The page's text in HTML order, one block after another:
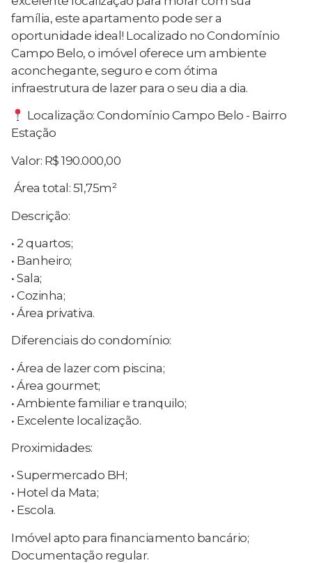
família, este apartamento pode ser a
oportunidade ideal! Localizado no Condomínio
Campo Belo, o imóvel oferece um ambiente
aconchegante, seguro e com ótima
infraestrutura de lazer para o seu dia a dia.
Localização: Condomínio Campo Belo - Bairro
Estação
Valor: R$ 190.000,00
Área total: 51,75m²
Descrição:
• 2 quartos;
• Banheiro;
• Sala;
• Cozinha;
• Área privativa.
Diferenciais do condomínio:
• Área de lazer com piscina;
• Área gourmet;
• Ambiente familiar e tranquilo;
• Excelente localização.
Proximidades:
• Supermercado BH;
• Hotel da Mata;
• Escola.
Imóvel apto para financiamento bancário;
Documentação regular.